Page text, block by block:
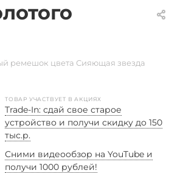
ремешок цвета Сияющая звезда
ТОВАР УЧАСТВУЕТ В АКЦИЯХ
Trade-In: сдай свое старое
устройство и получи скидку до 150
тыс.р.
Cними видеообзор на YouTube и
получи 1000 рублей!